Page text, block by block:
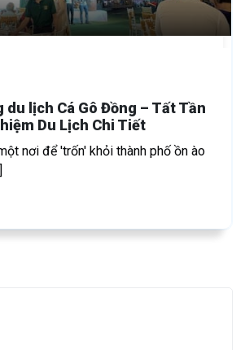
du lịch Cá Gô Đồng – Tất Tần
Du Lịch Chi Tiết
nơi để 'trốn' khỏi thành phố ồn ào